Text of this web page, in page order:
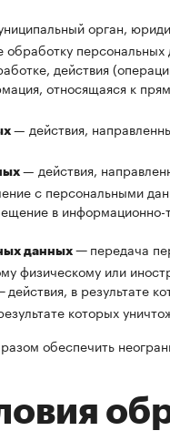
орган,
действия
относящаяся к
— действия,
— действия,
с персональными
в
данных — передача
физическому или
действия, в результате
которых
обеспечить